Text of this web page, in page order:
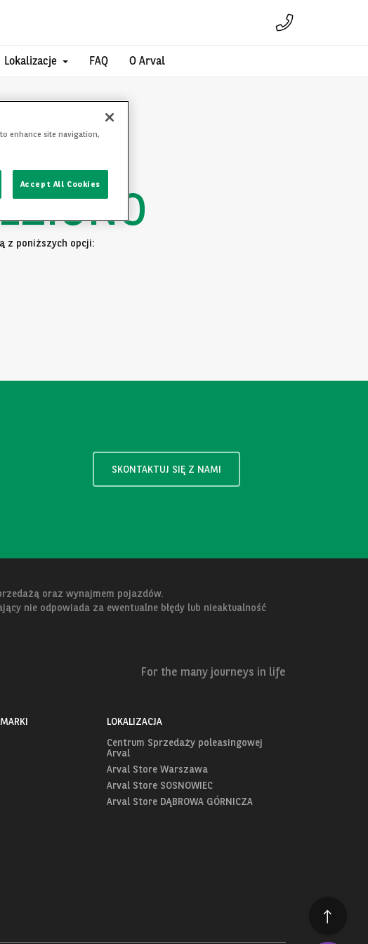
Lokalizacje FAQ O Arval
z poniższych opcji:
SKONTAKTUJ SIĘ Z NAMI
oraz wynajmem pojazdów.
nie odpowiada za ewentualne błędy lub nieaktualność
For the many journeys in life
LOKALIZACJA
Centrum Sprzedaży poleasingowej
Arval
Arval Store Warszawa
Arval Store SOSNOWIEC
Arval Store DĄBROWA GÓRNICZA
enhance site navigation,
Accept All Cookies